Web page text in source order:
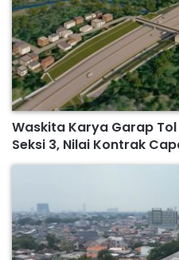
Waskita Karya Garap
Seksi 3, Nilai Kontrak